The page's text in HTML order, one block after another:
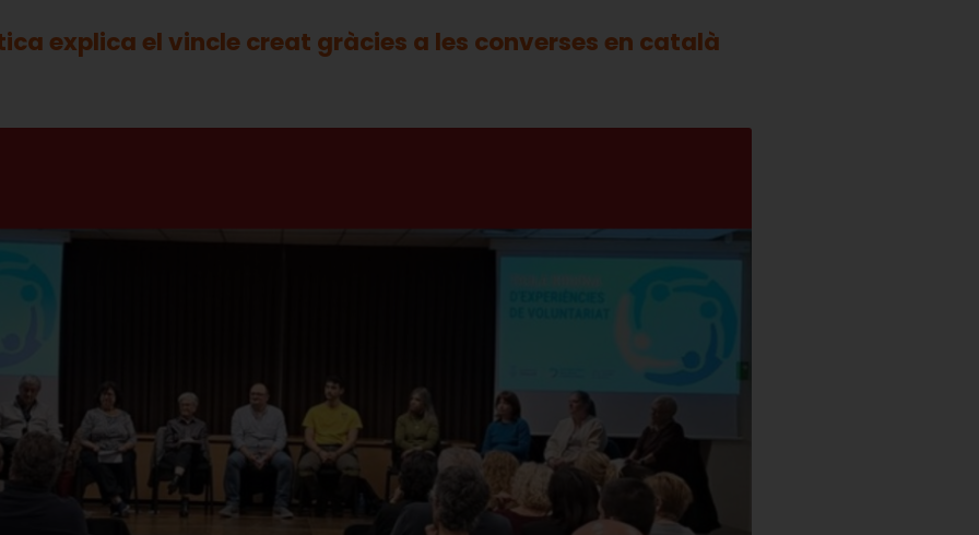
explica el vincle creat gràcies a les converses en català